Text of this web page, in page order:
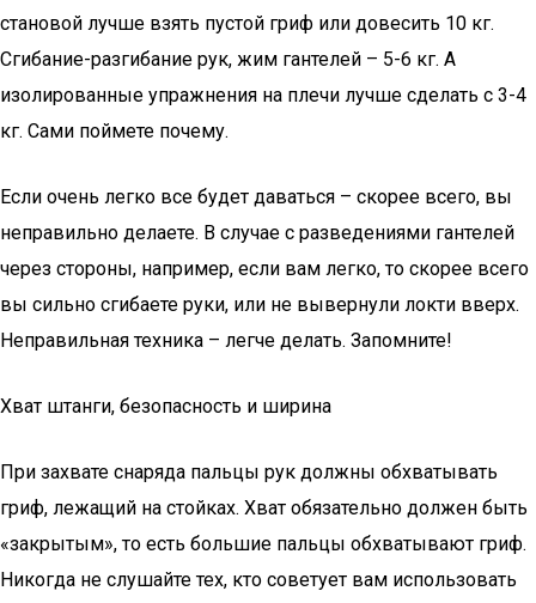
становой лучше взять пустой гриф или довесить 10 кг.
Сгибание-разгибание рук, жим гантелей – 5-6 кг. А
изолированные упражнения на плечи лучше сделать с 3-4
кг. Сами поймете почему.
Если очень легко все будет даваться – скорее всего, вы
неправильно делаете. В случае с разведениями гантелей
через стороны, например, если вам легко, то скорее всего
вы сильно сгибаете руки, или не вывернули локти вверх.
Неправильная техника – легче делать. Запомните!
Хват штанги, безопасность и ширина
При захвате снаряда пальцы рук должны обхватывать
гриф, лежащий на стойках. Хват обязательно должен быть
«закрытым», то есть большие пальцы обхватывают гриф.
Никогда не слушайте тех, кто советует вам использовать